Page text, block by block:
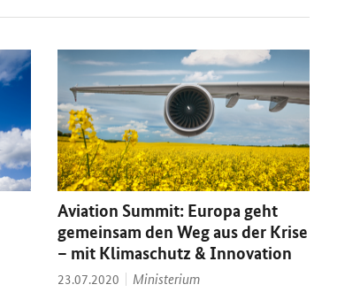
Aviation Summit: Europa geht
gemeinsam den Weg aus der Krise
– mit Klimaschutz & Innovation
Datum:
23.07.2020 Thema:
Ministerium